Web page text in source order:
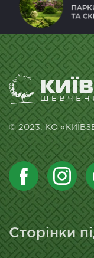
© 2023. КО
Сторінки